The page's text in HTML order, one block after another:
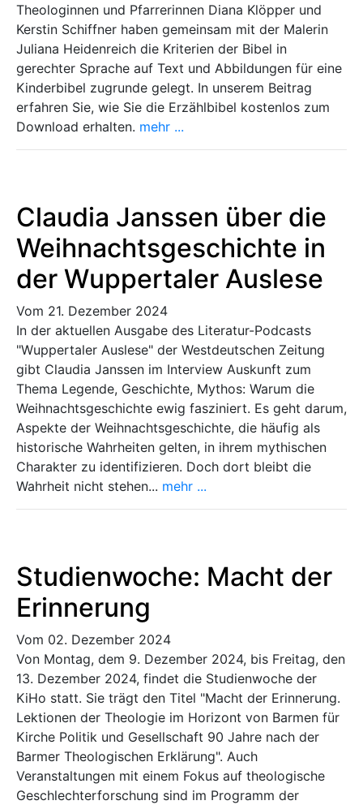
Theologinnen und Pfarrerinnen Diana Klöpper und
Kerstin Schiffner haben gemeinsam mit der Malerin
Juliana Heidenreich die Kriterien der Bibel in
gerechter Sprache auf Text und Abbildungen für eine
Kinderbibel zugrunde gelegt. In unserem Beitrag
erfahren Sie, wie Sie die Erzählbibel kostenlos zum
Download erhalten. mehr ...
Claudia Janssen über die
Weihnachtsgeschichte in
der Wuppertaler Auslese
Vom 21. Dezember 2024
In der aktuellen Ausgabe des Literatur-Podcasts
"Wuppertaler Auslese" der Westdeutschen Zeitung
gibt Claudia Janssen im Interview Auskunft zum
Thema Legende, Geschichte, Mythos: Warum die
Weihnachtsgeschichte ewig fasziniert. Es geht darum,
Aspekte der Weihnachtsgeschichte, die häufig als
historische Wahrheiten gelten, in ihrem mythischen
Charakter zu identifizieren. Doch dort bleibt die
Wahrheit nicht stehen... mehr ...
Studienwoche: Macht der
Erinnerung
Vom 02. Dezember 2024
Von Montag, dem 9. Dezember 2024, bis Freitag, den
13. Dezember 2024, findet die Studienwoche der
KiHo statt. Sie trägt den Titel "Macht der Erinnerung.
Lektionen der Theologie im Horizont von Barmen für
Kirche Politik und Gesellschaft 90 Jahre nach der
Barmer Theologischen Erklärung". Auch
Veranstaltungen mit einem Fokus auf theologische
Geschlechterforschung sind im Programm der